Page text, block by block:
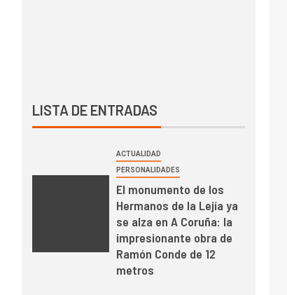
LISTA DE ENTRADAS
ACTUALIDAD
PERSONALIDADES
El monumento de los
Hermanos de la Lejía ya
se alza en A Coruña: la
impresionante obra de
Ramón Conde de 12
metros